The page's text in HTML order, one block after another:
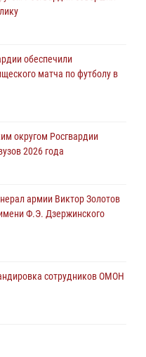
встретились с
обеспечили
матча по футболу в
округом Росгвардии
2026 года
армии Виктор Золотов
Ф.Э. Дзержинского
сотрудников ОМОН